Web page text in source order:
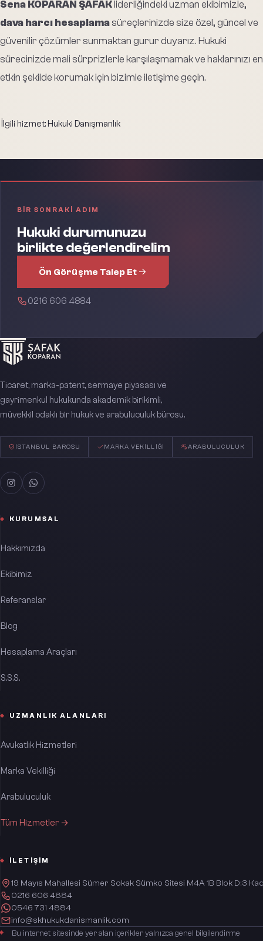
Sena KOPARAN ŞAFAK liderliğindeki uzman ekibimizle,
dava harcı hesaplamasüreçlerinizde size özel, güncel ve
güvenilir çözümler sunmaktan gurur duyarız. Hukuki
sürecinizde mali sürprizlerle karşılaşmamak ve haklarınızı en
etkin şekilde korumak için bizimle iletişime geçin.
İlgili hizmet:Hukuki Danışmanlık
BIR SONRAKI ADIM
Hukuki durumunuzu
birlikte değerlendirelim
Ön Görüşme Talep Et
0216 606 4884
Ticaret, marka-patent, sermaye piyasası ve
gayrimenkul hukukunda akademik birikimli,
müvekkil odaklı bir hukuk ve arabuluculuk bürosu.
İSTANBUL BAROSU MARKA VEKILLIĞI ARABULUCULUK
KURUMSAL
Hakkımızda
Ekibimiz
Referanslar
Blog
Hesaplama Araçları
S.S.S.
UZMANLIK ALANLARI
Avukatlık Hizmetleri
Marka Vekilliği
Arabuluculuk
Tüm Hizmetler →
İLETIŞIM
19 Mayıs Mahallesi Sümer Sokak Sümko Sitesi M4A 1B Blok D:3
0216 606 4884
0546 731 4884
info@skhukukdanismanlik.com
Bu internet sitesinde yer alan içerikler yalnızca genel bilgilendirme